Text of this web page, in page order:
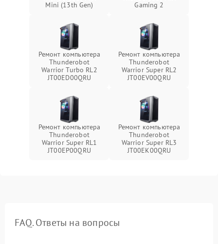
Mini (13th Gen)
Gaming 2
Ремонт компьютера
Thunderobot
Warrior Turbo RL2
JT00ED00QRU
Ремонт компьютера
Thunderobot
Warrior Super RL2
JT00EV00QRU
Ремонт компьютера
Thunderobot
Warrior Super RL1
JT00EP00QRU
Ремонт компьютера
Thunderobot
Warrior Super RL3
JT00EK00QRU
FAQ. Ответы на вопросы